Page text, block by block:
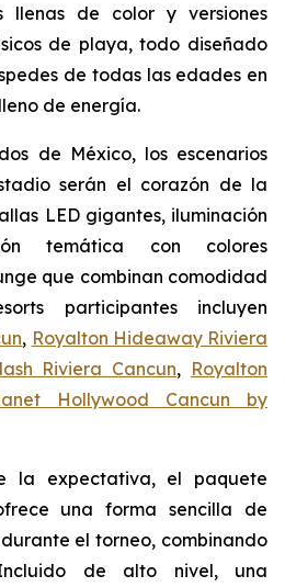
llenas de color y versiones
de playa, todo diseñado
de todas las edades en
de energía.
de México, los escenarios
serán el corazón de la
LED gigantes, iluminación
temática con colores
que combinan comodidad
participantes incluyen
, Royalton Hideaway Riviera
Riviera Cancun, Royalton
Hollywood Cancun by
la expectativa, el paquete
una forma sencilla de
el torneo, combinando
de alto nivel, una